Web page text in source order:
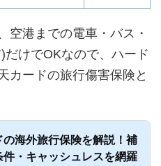
空港までの電車・バス・
けでOKなので、ハード
カードの旅行傷害保険と
の海外旅行保険を解説！補
件・キャッシュレスを網羅